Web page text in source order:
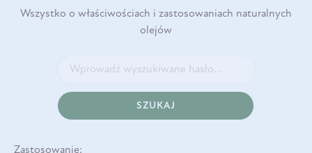
Wszystko o właściwościach i zastosowaniach naturalnych
olejów
SZUKAJ
Zastosowanie: